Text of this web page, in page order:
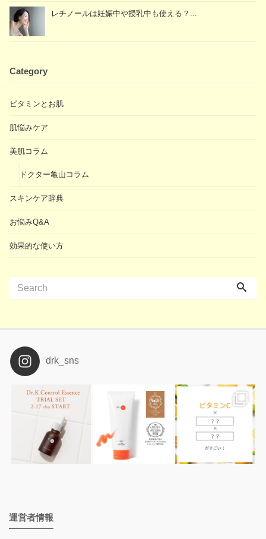
レチノールは妊娠中や授乳中も使える？...
Category
ビタミンとお肌
肌悩みケア
美肌コラム
ドクター亀山コラム
スキンケア辞典
お悩みQ&A
効果的な使い方
drk_sns
運営者情報